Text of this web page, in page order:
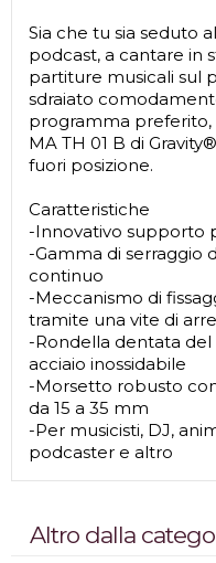
Sia che tu sia seduto
podcast, a cantare in
partiture musicali sul
sdraiato
programma
MA TH 01 B di
fuori posizione.
Caratteristiche
-Innovativo supporto
-Gamma di serraggio
continuo
-Meccanismo di
tramite una vite di
-Rondella dentata
acciaio inossidabile
-Morsetto robusto
da 15 a 35 mm
-Per musicisti, DJ,
podcaster e altro
Altro dalla